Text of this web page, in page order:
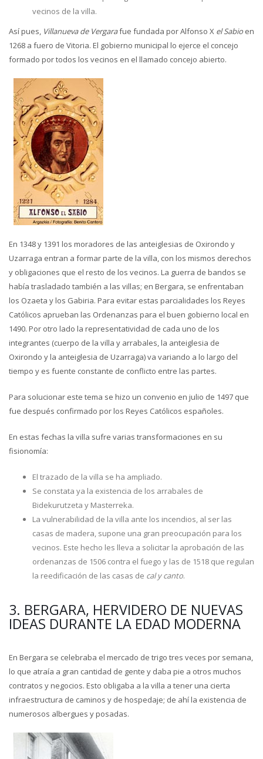
vecinos de la villa.
Así pues, Villanueva de Vergarafue fundada por Alfonso X el Sabio en
1268 a fuero de Vitoria. El gobierno municipal lo ejerce el concejo
formado por todos los vecinos en el llamado concejo abierto.
En 1348 y 1391 los moradores de las anteiglesias de Oxirondo y
Uzarraga entran a formar parte de la villa, con los mismos derechos
y obligaciones que el resto de los vecinos. La guerra de bandos se
había trasladado también a las villas; en Bergara, se enfrentaban
los Ozaeta y los Gabiria. Para evitar estas parcialidades los Reyes
Católicos aprueban las Ordenanzas para el buen gobierno local en
1490. Por otro lado la representatividad de cada uno de los
integrantes (cuerpo de la villa y arrabales, la anteiglesia de
Oxirondo y la anteiglesia de Uzarraga) va variando a lo largo del
tiempo y es fuente constante de conflicto entre las partes.
Para solucionar este tema se hizo un convenio en julio de 1497 que
fue después confirmado por los Reyes Católicos españoles.
En estas fechas la villa sufre varias transformaciones en su
fisionomía:
El trazado de la villa se ha ampliado.
Se constata ya la existencia de los arrabales de
Bidekurutzeta y Masterreka.
La vulnerabilidad de la villa ante los incendios, al ser las
casas de madera, supone una gran preocupación para los
vecinos. Este hecho les lleva a solicitar la aprobación de las
ordenanzas de 1506 contra el fuego y las de 1518 que regulan
la reedificación de las casas de cal y canto.
3. BERGARA, HERVIDERO DE NUEVAS
IDEAS DURANTE LA EDAD MODERNA
En Bergara se celebraba el mercado de trigo tres veces por semana,
lo que atraía a gran cantidad de gente y daba pie a otros muchos
contratos y negocios. Esto obligaba a la villa a tener una cierta
infraestructura de caminos y de hospedaje; de ahí la existencia de
numerosos albergues y posadas.